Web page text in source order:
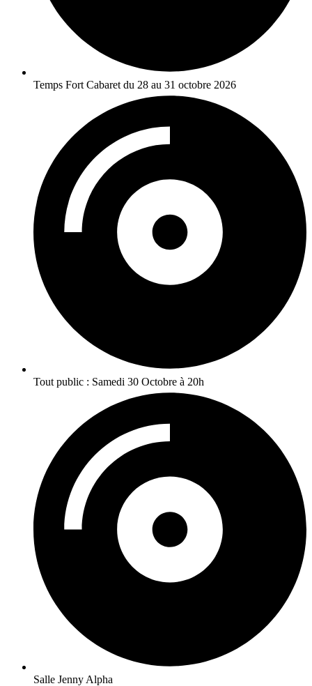
Temps Fort Cabaret du 28 au 31 octobre 2026
Tout public : Samedi 30 Octobre à 20h
Salle Jenny Alpha